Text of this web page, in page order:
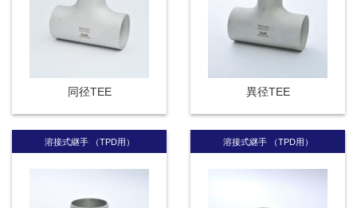
同径TEE 異径TEE
溶接式継手 （TPD用） 溶接式継手 （TPD用）